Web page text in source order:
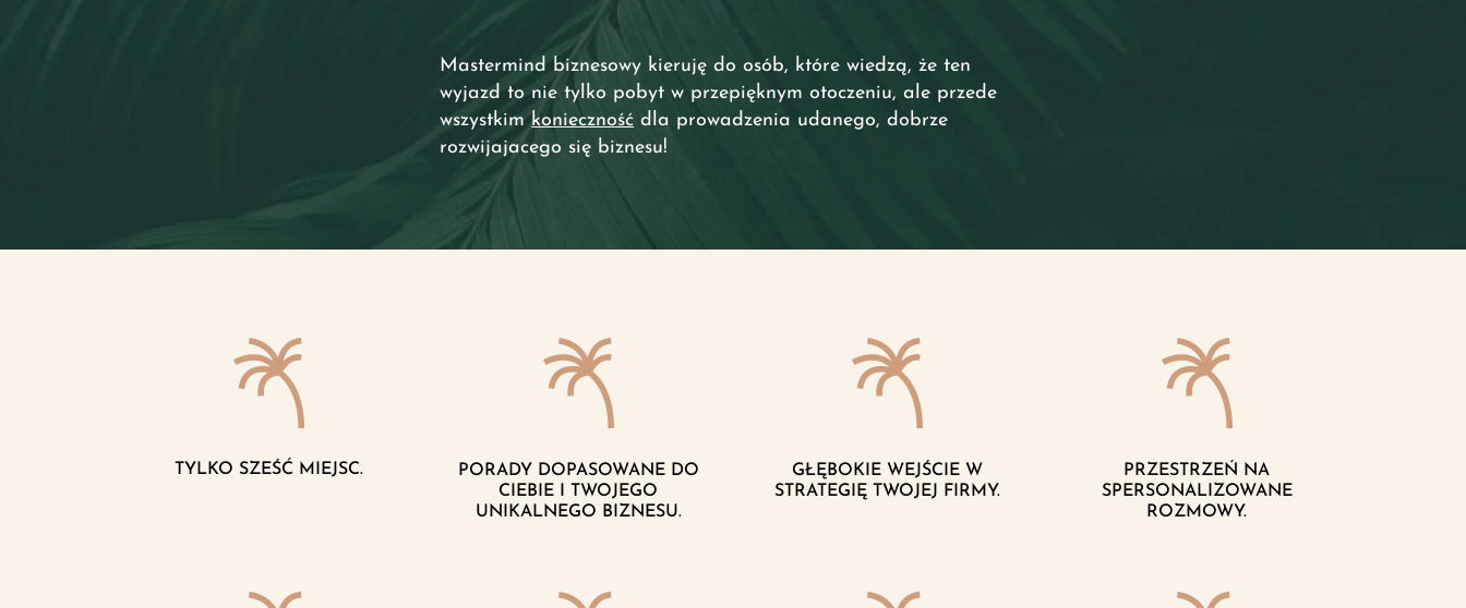
Mastermind biznesowy kieruję do osób, które wiedzą, że ten
wyjazd to nie tylko pobyt w przepięknym otoczeniu, ale przede
wszystkimkonieczność dla prowadzenia udanego, dobrze
rozwijajacego się biznesu!
TYLKO SZEŚĆ MIEJSC.
PORADY DOPASOWANE DO
CIEBIE I TWOJEGO
UNIKALNEGO BIZNESU.
GŁĘBOKIE WEJŚCIE W
STRATEGIĘ TWOJEJ FIRMY.
PRZESTRZEŃ NA
SPERSONALIZOWANE
ROZMOWY.